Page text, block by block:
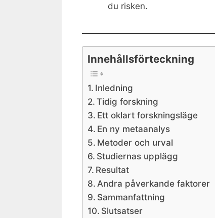
du risken.
Innehållsförteckning
Inledning
Tidig forskning
Ett oklart forskningsläge
En ny metaanalys
Metoder och urval
Studiernas upplägg
Resultat
Andra påverkande faktorer
Sammanfattning
Slutsatser